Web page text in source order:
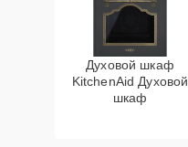
Духовой шкаф
KitchenAid Духовой
шкаф